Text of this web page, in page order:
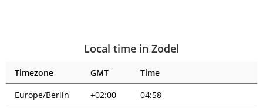
Local time in Zodel
Timezone GMT
Time
Europe/Berlin
+02:00 04:58